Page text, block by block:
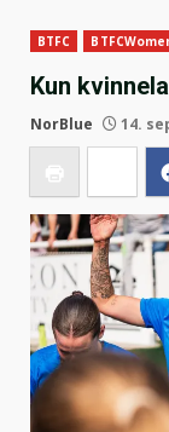
BTFC
Kun
NorBlue 14.